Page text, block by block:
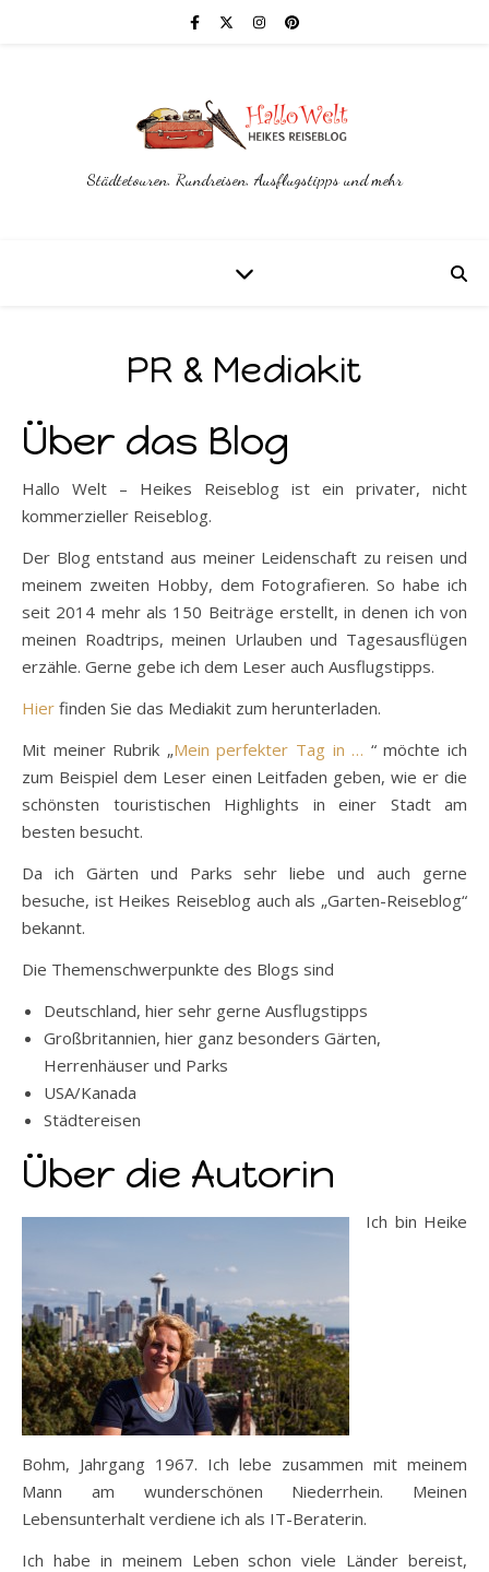
Städtetouren, Rundreisen, Ausflugstipps und mehr
PR & Mediakit
Über das Blog
Hallo Welt – Heikes Reiseblog ist ein privater, nicht
kommerzieller Reiseblog.
Der Blog entstand aus meiner Leidenschaft zu reisen und
meinem zweiten Hobby, dem Fotografieren. So habe ich
seit 2014 mehr als 150 Beiträge erstellt, in denen ich von
meinen Roadtrips, meinen Urlauben und Tagesausflügen
erzähle. Gerne gebe ich dem Leser auch Ausflugstipps.
Hier finden Sie das Mediakit zum herunterladen.
Mit meiner Rubrik „Mein perfekter Tag in … “ möchte ich
zum Beispiel dem Leser einen Leitfaden geben, wie er die
schönsten touristischen Highlights in einer Stadt am
besten besucht.
Da ich Gärten und Parks sehr liebe und auch gerne
besuche, ist Heikes Reiseblog auch als „Garten-Reiseblog“
bekannt.
Die Themenschwerpunkte des Blogs sind
Deutschland, hier sehr gerne Ausflugstipps
Großbritannien, hier ganz besonders Gärten,
Herrenhäuser und Parks
USA/Kanada
Städtereisen
Über die Autorin
Ich bin Heike
Bohm, Jahrgang 1967. Ich lebe zusammen mit meinem
Mann am wunderschönen Niederrhein. Meinen
Lebensunterhalt verdiene ich als IT-Beraterin.
Ich habe in meinem Leben schon viele Länder bereist,